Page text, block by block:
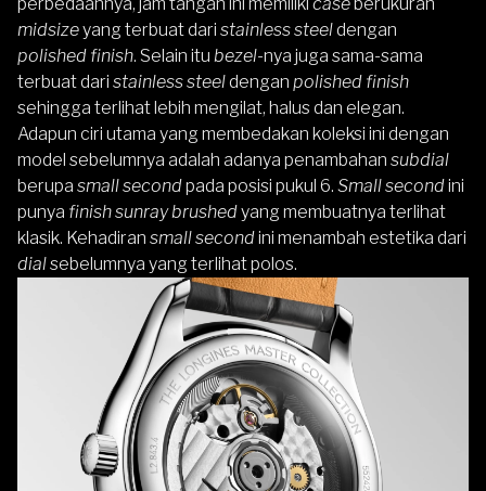
midsizeyang terbuat dari stainless steeldengan
polished finish. Selain itu bezel-nya juga sama-sama
terbuat dari stainless steeldengan polished finish
sehingga terlihat lebih mengilat, halus dan elegan.
Adapun ciri utama yang membedakan koleksi ini dengan
model sebelumnya adalah adanya penambahan subdial
berupa small secondpada posisi pukul 6. Small secondini
punya finish sunray brushedyang membuatnya terlihat
klasik. Kehadiran small secondini menambah estetika dari
dialsebelumnya yang terlihat polos.